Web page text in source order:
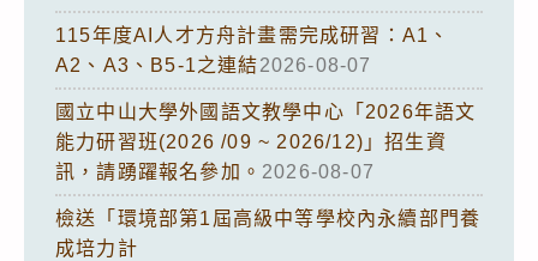
115年度AI人才方舟計畫需完成研習：A1、
A2、A3、B5-1之連結2026-08-07
國立中山大學外國語文教學中心「2026年語文
能力研習班(2026 /09 ~ 2026/12)」招生資
訊，請踴躍報名參加。 2026-08-07
檢送「環境部第1屆高級中等學校內永續部門養
成培力計